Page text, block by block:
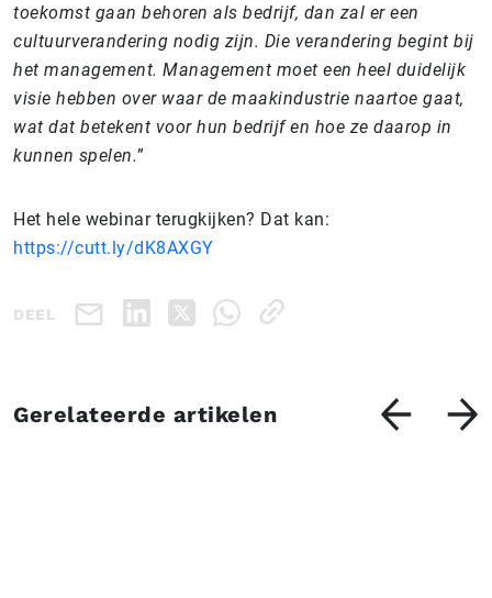
toekomst gaan behoren als bedrijf, dan zal er een
cultuurverandering nodig zijn. Die verandering begint bij
het management. Management moet een heel duidelijk
visie hebben over waar de maakindustrie naartoe gaat,
wat dat betekent voor hun bedrijf en hoe ze daarop in
kunnen spelen.”
Het hele webinar terugkijken? Dat kan:
https://cutt.ly/dK8AXGY
DEEL
Gerelateerde artikelen